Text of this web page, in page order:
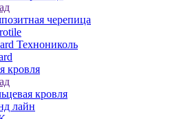
черепица
Технониколь
кровля
кровля
лайн